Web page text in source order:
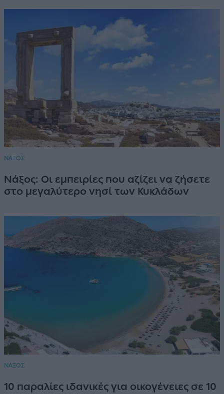
ΝΑΞΟΣ
Νάξος: Οι εμπειρίες που αζίζει να ζήσετε
στο μεγαλύτερο νησί των Κυκλάδων
ΝΑΞΟΣ
10 παραλίες ιδανικές για οικογένειες σε 10